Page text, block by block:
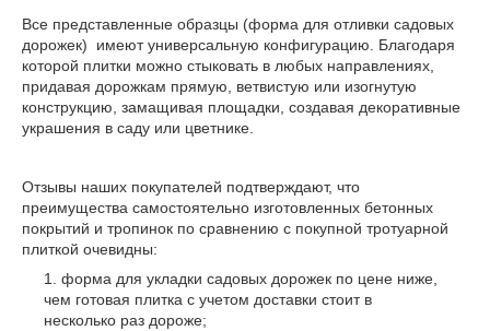
Все представленные образцы (форма для отливки садовых
дорожек) имеют универсальную конфигурацию. Благодаря
которой плитки можно стыковать в любых направлениях,
придавая дорожкам прямую, ветвистую или изогнутую
конструкцию, замащивая площадки, создавая декоративные
украшения в саду или цветнике.
Отзывы наших покупателей подтверждают, что
преимущества самостоятельно изготовленных бетонных
покрытий и тропинок по сравнению с покупной тротуарной
плиткой очевидны:
форма для укладки садовых дорожек по цене ниже,
чем готовая плитка с учетом доставки стоит в
несколько раз дороже;